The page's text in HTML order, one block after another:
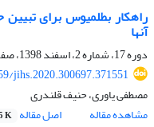
راهکار بطلمیوس برای
آنها
دوره 17، شماره 2، اسفند 1398، صفحه
jihs.2020.300697.371551
مصطفی یاوری، حنیف قلندری
مشاهده مقاله
اصل مقاله K